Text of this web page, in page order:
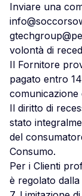
Inviare una
volontà di
Il Fornitore
pagato entro
comunicazione
Il diritto di
stato
del
Consumo.
Per i Clienti
è regolato